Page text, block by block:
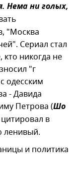
Нема ни голых,
"Москва
Сериал стал
никогда не
"г
одесским
- Давида
Петрова (Шо
в
ленивый.
и политика